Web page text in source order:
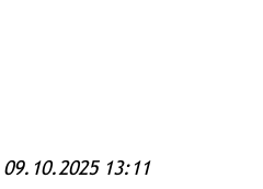
09.10.2025 13:11